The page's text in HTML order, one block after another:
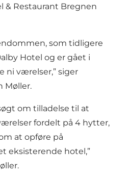
& Restaurant Bregnen
som tidligere
Hotel og er gået i
ni værelser,” siger
Møller.
om tilladelse til at
fordelt på 4 hytter,
at opføre på
eksisterende hotel,”